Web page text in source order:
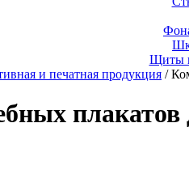
Щиты
и печатная продукция /